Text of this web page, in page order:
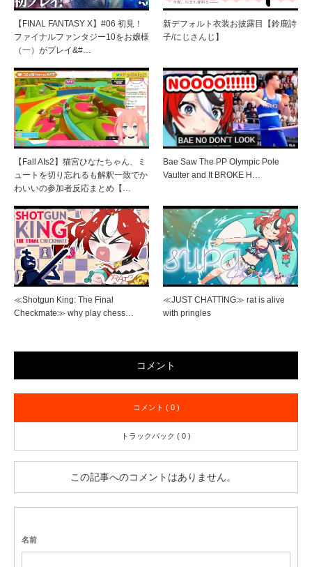
【FINAL FANTASY X】#06 初見！
ファイナルファンタジー10をお嬢様
（一）がプレイ&#…
新デフォルト衣装お披露目【鈴鹿詩
子/にじさんじ】
【Fall AIs2】猫宮ひなたちゃん、ミ
ュートを切り忘れるも解釈一致でか
わいいの参加者反応まとめ【…
Bae Saw The PP Olympic Pole
Vaulter and It BROKE H…
≪Shotgun King: The Final
Checkmate≫ why play chess…
≪JUST CHATTING≫ rat is alive
with pringles
コメント
コメント ( 0 )
トラックバック ( 0 )
この記事へのコメントはありません。
名前